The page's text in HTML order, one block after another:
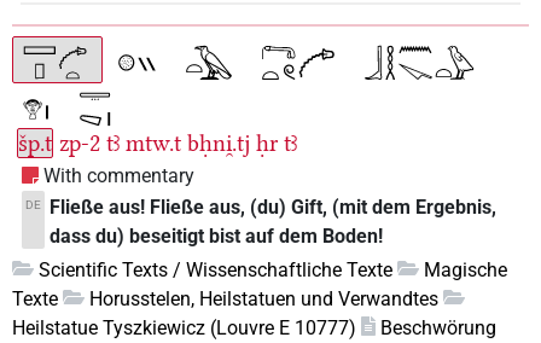
šp.t zp-2 tꜣ mtw.t bḥni̯.tj ḥr tꜣ
With commentary
DE
Fließe aus! Fließe aus, (du) Gift, (mit dem Ergebnis,
dass du) beseitigt bist auf dem Boden!
Scientific Texts / Wissenschaftliche Texte
Magische
Texte
Horusstelen, Heilstatuen und Verwandtes
Heilstatue Tyszkiewicz (Louvre E 10777)
Beschwörung